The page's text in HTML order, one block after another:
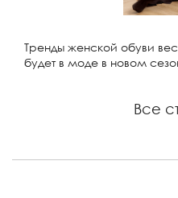
Тренды женской обуви
будет в моде в новом
Все